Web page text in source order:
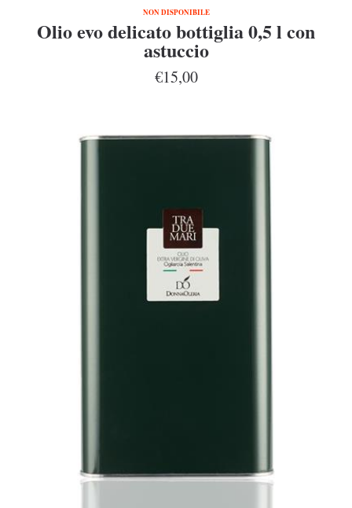
NON DISPONIBILE
Olio evo delicato bottiglia 0,5 l con
astuccio
€15,00